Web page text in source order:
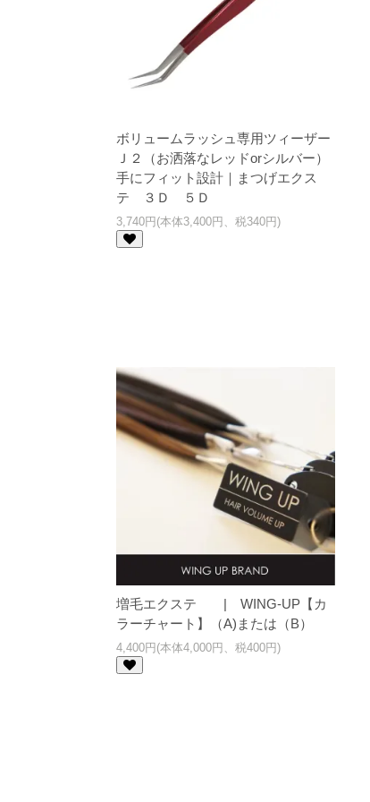
ボリュームラッシュ専用ツィーザー
Ｊ２（お洒落なレッドorシルバー）
手にフィット設計｜まつげエクス
テ ３Ｄ ５Ｄ
3,740円(本体3,400円、税340円)
増毛エクステ | WING-UP【カ
ラーチャート】（A)または（B）
4,400円(本体4,000円、税400円)